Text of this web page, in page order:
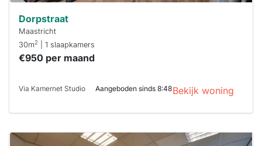
Dorpstraat
Maastricht
30m2 | 1 slaapkamers
€950 per maand
Via Kamernet Studio Aangeboden sinds 8:48Bekijk woning